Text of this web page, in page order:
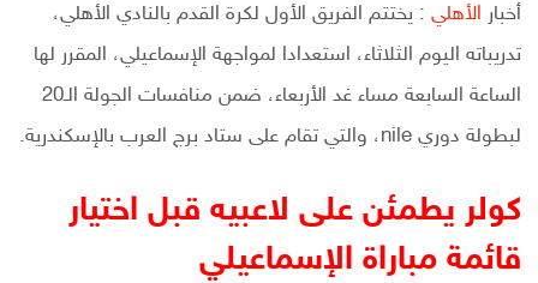
أخبار الأهلي : يختتم الفريق الأول لكرة القدم بالنادي الأهلي،
تدريباته اليوم الثلاثاء، استعدادا لمواجهة الإسماعيلي، المقرر لها
الساعة السابعة مساء غد الأربعاء، ضمن منافسات الجولة الـ20
لبطولة دوري nile، والتي تقام على ستاد برج العرب بالإسكندرية.
كولر يطمئن على لاعبيه قبل اختيار
قائمة مباراة الإسماعيلي